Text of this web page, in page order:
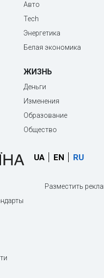
Авто
Tech
Энергетика
Белая экономика
ЖИЗНЬ
Деньги
Изменения
Образование
Общество
UA EN RU
Разместить